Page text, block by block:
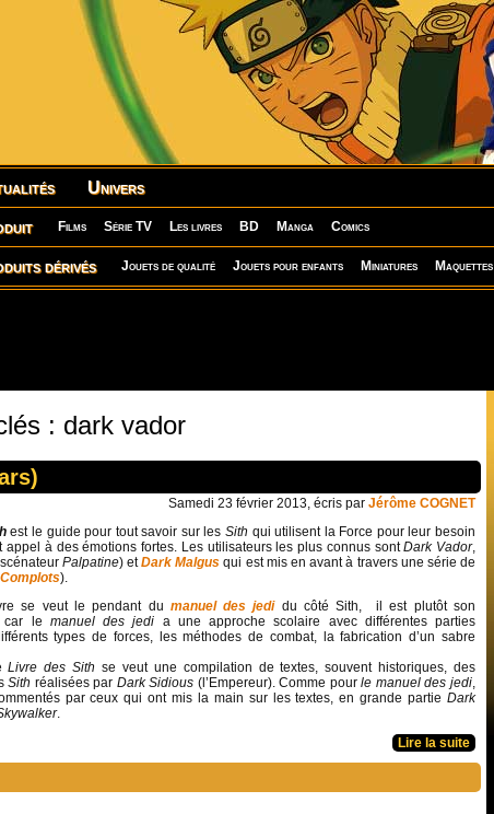
Univers
Films Série TV Les livres BD Manga Comics
dérivés Jouets de qualité Jouets pour enfants Miniatures Maquettes
: dark vador
Samedi 23 février 2013, écris par Jérôme COGNET
est le guide pour tout savoir sur les Sith qui utilisent la Force pour leur besoin
appel à des émotions fortes. Les utilisateurs les plus connus sontDark Vador,
Palpatine) etDark Malgus qui est mis en avant à travers une série de
Complots).
se veut le pendant du manuel des jedi du côté Sith, il est plutôt son
car le manuel des jedi a une approche scolaire avec différentes parties
types de forces, les méthodes de combat, la fabrication d’un sabre
Livre des Sith se veut une compilation de textes, souvent historiques, des
Sith réalisées par Dark Sidious (l’Empereur). Comme pourle manuel des jedi,
par ceux qui ont mis la main sur les textes, en grande partie Dark
.
Lire la suite